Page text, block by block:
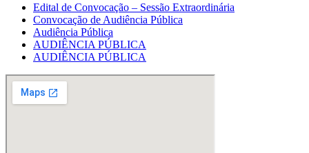
Edital de Convocação – Sessão Extraordinária
Convocação de Audiência Pública
Audiência Pública
AUDIÊNCIA PÚBLICA
AUDIÊNCIA PÚBLICA